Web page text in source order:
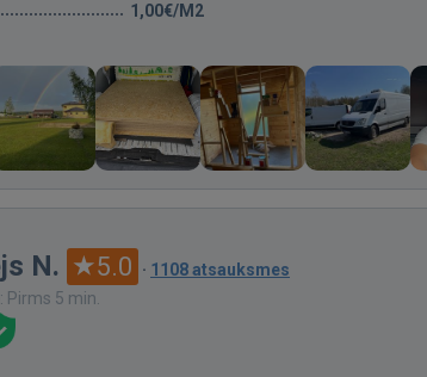
1,00€/M2
N. 5.0 · 1108 atsauksmes
Pirms 5 min.